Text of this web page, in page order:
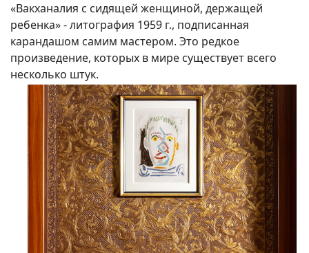
«Вакханалия с сидящей женщиной, держащей
ребенка» - литография 1959 г., подписанная
карандашом самим мастером. Это редкое
произведение, которых в мире существует всего
несколько штук.